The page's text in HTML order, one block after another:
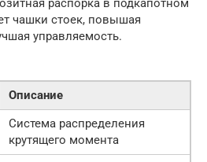
распорка в подкапотном
чашки стоек, повышая
управляемость.
Описание
Система распределения
крутящего момента